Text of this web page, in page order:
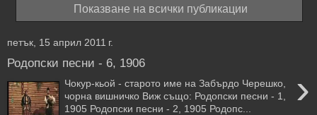
Показване на всички публикации
петък, 15 април 2011 г.
Родопски песни - 6, 1906
›
Чокур-кьой - старото име на Забърдо Черешко,
чорна вишничко Виж също: Родопски песни - 1,
1905 Родопски песни - 2, 1905 Родопс...